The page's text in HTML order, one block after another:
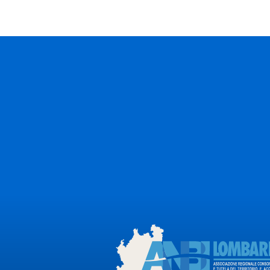
Fai l'accesso
piattaforma